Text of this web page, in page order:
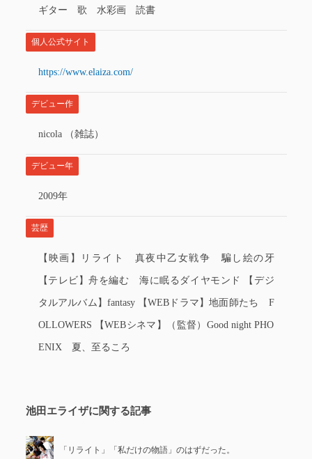
ギター 歌 水彩画 読書
個人公式サイト
https://www.elaiza.com/
デビュー作
nicola （雑誌）
デビュー年
2009年
芸歴
【映画】リライト 真夜中乙女戦争 騙し絵の牙
【テレビ】舟を編む 海に眠るダイヤモンド 【デジ
タルアルバム】fantasy 【WEBドラマ】地面師たち F
OLLOWERS 【WEBシネマ】（監督）Good night PHO
ENIX 夏、至るころ
池田エライザに関する記事
「リライト」「私だけの物語」のはずだった。